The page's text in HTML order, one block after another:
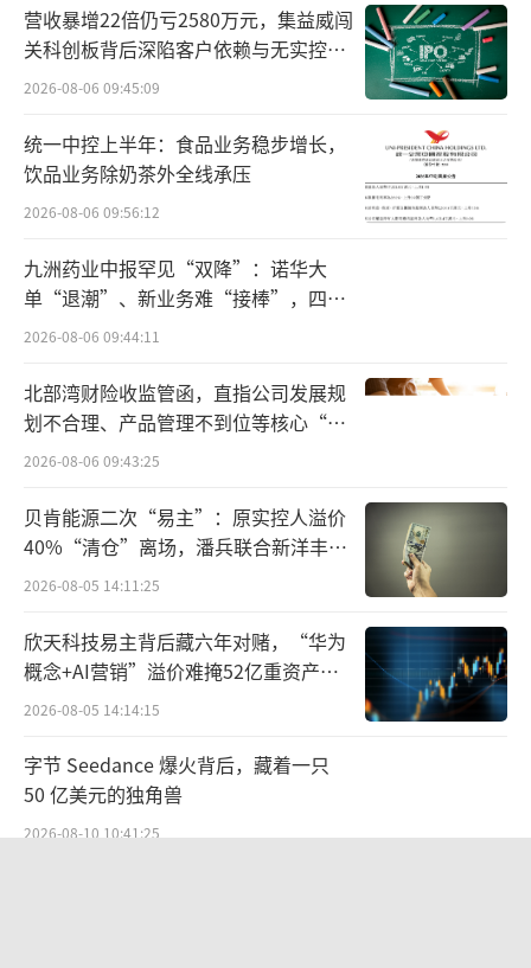
元，同比增长50358.8%。其中，量贩零食业务
实现营业收入223.45亿元，同比增长109.3
“万店时代”的新起点
万辰集团在照顾书中引援灼识咨询的资料
称，2024年，中国零食饮料整体市场规模达到
人民币4.0万亿元。在零食饮料零售行业，量贩
零食饮料零售占比低于5%，渗透率显著低于美
国及德国等成熟市场。与此同时，量贩零食饮
料零售是增长最快的渠道，2024年至2029年年
均复合增速预计达36.5%。到2029年，该分部
整体市场的11.4%。
根据灼识咨询的资料，到2029年，中国硬
折扣零售行业的市场规模预计将达到人民币101
38亿元，2024年至2029年年均复合增速达33.
8%。
不过，现实未必有想象中那般美好。
有券商数据显示，截至25年5月，零食量贩
营收暴增22倍仍亏2580万元，集益威闯
关科创板背后深陷客户依赖与无实控人
困局
2026-08-06 09:45:09
统一中控上半年：食品业务稳步增长，
饮品业务除奶茶外全线承压
2026-08-06 09:56:12
九洲药业中报罕见“双降”：诺华大
单“退潮”、新业务难“接棒”，四大
难关待闯
2026-08-06 09:44:11
北部湾财险收监管函，直指公司发展规
划不合理、产品管理不到位等核心“痛
点”
2026-08-06 09:43:25
贝肯能源二次“易主”：原实控人溢价
40%“清仓”离场，潘兵联合新洋丰、
宏科百世拟入主
2026-08-05 14:11:25
欣天科技易主背后藏六年对赌，“华为
概念+AI营销”溢价难掩52亿重资产考
验
2026-08-05 14:14:15
字节 Seedance 爆火背后，藏着一只
50 亿美元的独角兽
2026-08-10 10:41:25